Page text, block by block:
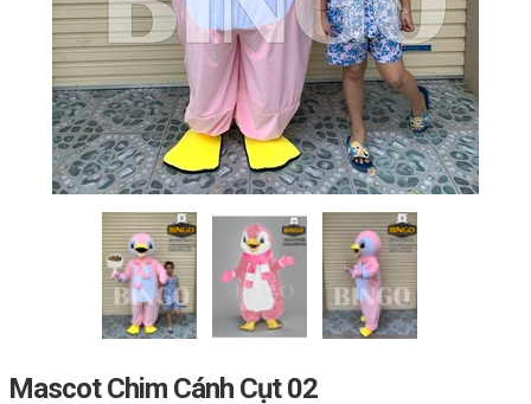
Mascot Chim Cánh Cụt 02